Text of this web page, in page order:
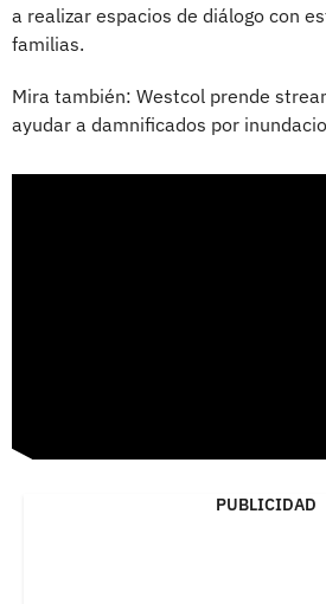
a realizar espacios de diálogo con
familias.
Mira también: Westcol prende
ayudar a damnificados por
PUBLICIDAD